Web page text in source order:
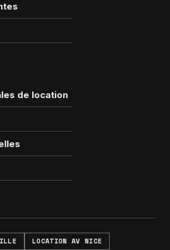
de location
LOCATION AV NICE